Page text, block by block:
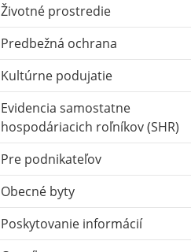
Životné prostredie
Predbežná ochrana
Kultúrne podujatie
Evidencia samostatne
hospodáriacich roľníkov (SHR)
Pre podnikateľov
Obecné byty
Poskytovanie informácií